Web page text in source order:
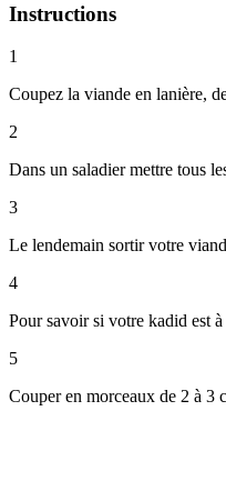
Instructions
1
Coupez la viande en lanière,
2
Dans un saladier mettre tous
3
Le lendemain sortir votre
4
Pour savoir si votre kadid est
5
Couper en morceaux de 2 à 3